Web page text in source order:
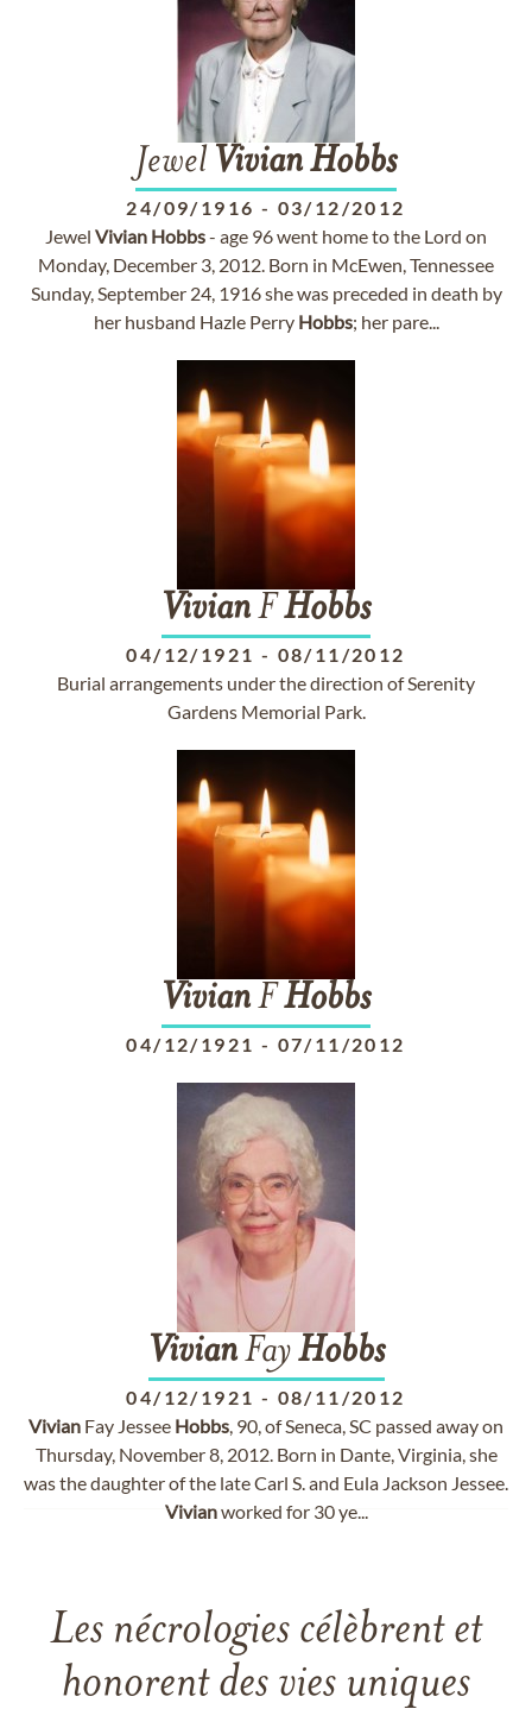
Jewel VivianHobbs
24/09/1916 - 03/12/2012
Jewel Vivian Hobbs- age 96 went home to the Lord on
Monday, December 3, 2012. Born in McEwen, Tennessee
Sunday, September 24, 1916 she was preceded in death by
her husband Hazle Perry Hobbs; her pare...
VivianFHobbs
04/12/1921 - 08/11/2012
Burial arrangements under the direction of Serenity
Gardens Memorial Park.
VivianFHobbs
04/12/1921 - 07/11/2012
VivianFayHobbs
04/12/1921 - 08/11/2012
Vivian Fay Jessee Hobbs, 90, of Seneca, SC passed away on
Thursday, November 8, 2012. Born in Dante, Virginia, she
was the daughter of the late Carl S. and Eula Jackson Jessee.
Vivianworked for 30 ye...
Les nécrologies célèbrent et
honorent des vies uniques